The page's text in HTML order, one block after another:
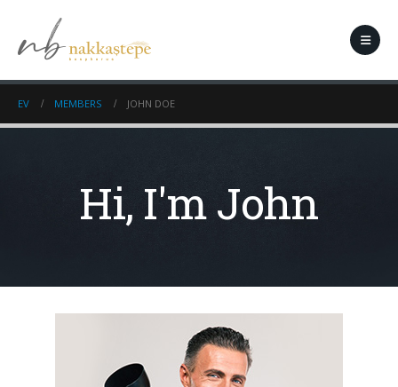
EV MEMBERS JOHN DOE
Hi, I'm John